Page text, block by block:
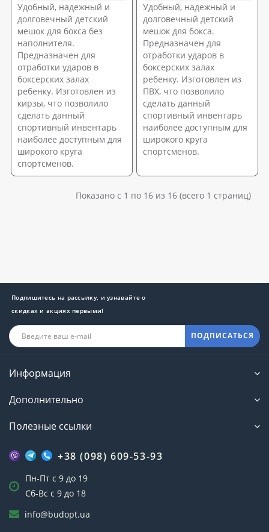
Удобный, надежный и
долговечный детский
мешок для бокса без
наполнителя.
Предназначен для
отработки ударов в
боксерских залах
ребенку. Изготовлен из
кирзы, что позволило
сделать данный
спортивный инвентарь
наиболее доступным для
широкого круга
спортсменов.
Удобный, надежный и
долговечный детский
мешок для бокса.
Предназначен для
отработки ударов в
боксерских залах
ребенку. Изготовлен из
ПВХ, что позволило
сделать данный
спортивный инвентарь
наиболее доступным для
широкого круга
спортсменов.
Показано с 1 по 16 из 16 (всего 1 страниц)
Подпишитесь на рассылку, и узнавайте о
скидках и акциях первыми!
ПОДПИСАТЬСЯ
Информация
Дополнительно
Полезные ссылки
+38 (098) 609-53-93
Пн-Пт с 9 до 19
Сб-Вс с 9 до 18
info@budopt.ua